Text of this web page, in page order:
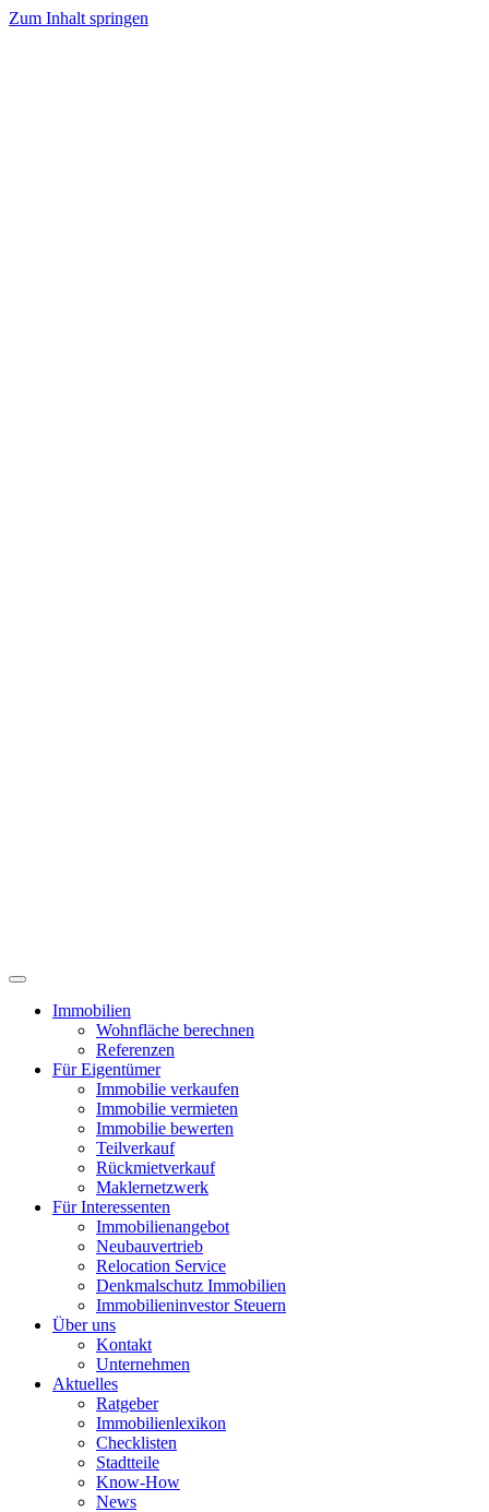
Zum Inhalt springen
Immobilien
Wohnfläche berechnen
Referenzen
Für Eigentümer
Immobilie verkaufen
Immobilie vermieten
Immobilie bewerten
Teilverkauf
Rückmietverkauf
Maklernetzwerk
Für Interessenten
Immobilienangebot
Neubauvertrieb
Relocation Service
Denkmalschutz Immobilien
Immobilieninvestor Steuern
Über uns
Kontakt
Unternehmen
Aktuelles
Ratgeber
Immobilienlexikon
Checklisten
Stadtteile
Know-How
News